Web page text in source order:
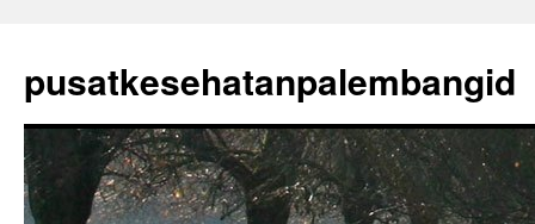
content
pusatkesehatanpalembangid